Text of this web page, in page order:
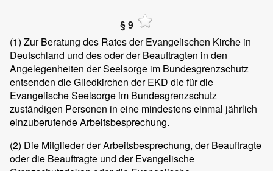
§ 9
(1) Zur Beratung des Rates der Evangelischen Kirche in
Deutschland und des oder der Beauftragten in den
Angelegenheiten der Seelsorge im Bundesgrenzschutz
entsenden die Gliedkirchen der EKD die für die
Evangelische Seelsorge im Bundesgrenzschutz
zuständigen Personen in eine mindestens einmal jährlich
einzuberufende Arbeitsbesprechung.
(2) Die Mitglieder der Arbeitsbesprechung, der Beauftragte
oder die Beauftragte und der Evangelische